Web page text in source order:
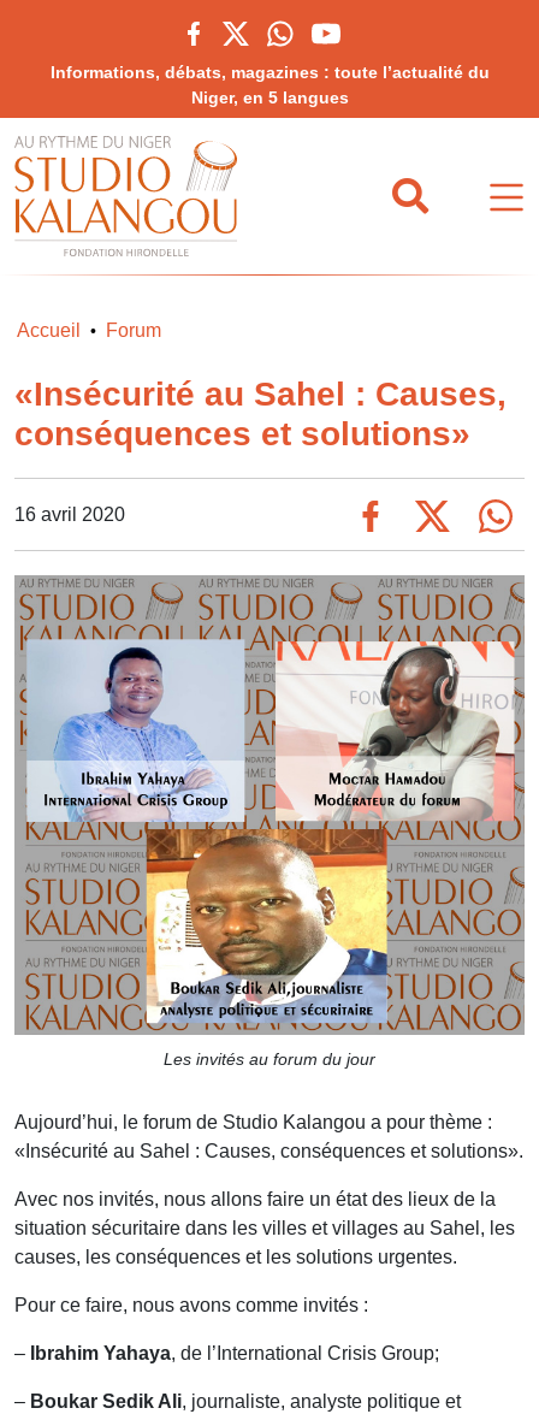
Informations, débats, magazines : toute l’actualité du
Niger, en 5 langues
Accueil • Forum
«Insécurité au Sahel : Causes,
conséquences et solutions»
16 avril 2020
Les invités au forum du jour
Aujourd’hui, le forum de Studio Kalangou a pour thème :
«Insécurité au Sahel : Causes, conséquences et solutions».
Avec nos invités, nous allons faire un état des lieux de la
situation sécuritaire dans les villes et villages au Sahel, les
causes, les conséquences et les solutions urgentes.
Pour ce faire, nous avons comme invités :
– Ibrahim Yahaya, de l’International Crisis Group;
– Boukar Sedik Ali, journaliste, analyste politique et